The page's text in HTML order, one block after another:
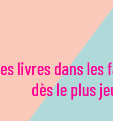
livres dans les
dès le plus